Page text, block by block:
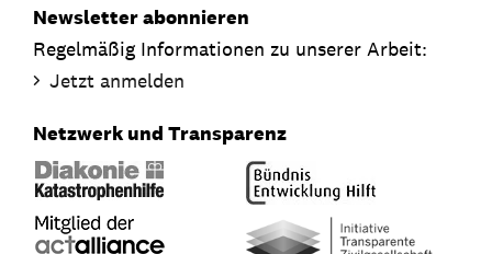
Newsletter abonnieren
Regelmäßig Informationen zu unserer Arbeit:
Jetzt anmelden
Netzwerk und Transparenz